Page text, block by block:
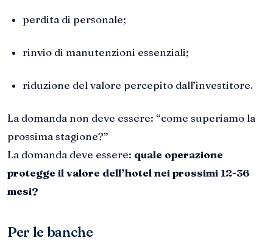
perdita di personale;
rinvio di manutenzioni essenziali;
riduzione del valore percepito dall’investitore.
La domanda non deve essere: “come superiamo la
prossima stagione?”
La domanda deve essere: quale operazione
protegge il valore dell’hotel nei prossimi 12-36
mesi?
Per le banche